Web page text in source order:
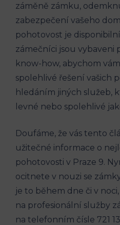
záměně zámku,
zabezpečení vašeho
pohotovost je
zámečníci jsou vybaveni
know-how, abychom
spolehlivé řešení vašich
hledáním jiných služeb,
levné nebo spolehlivé
Doufáme, že vás tento
užitečné informace o
pohotovosti v Praze 9.
ocitnete v nouzi se
je to během dne či v
na profesionální služby
na telefonním čísle 721